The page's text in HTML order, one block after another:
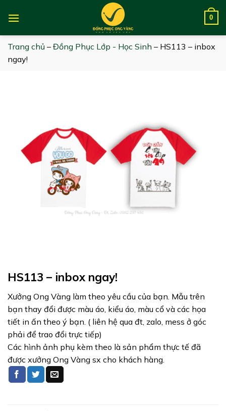
0
Trang chủ – Đồng Phục Lớp - Học Sinh – HS113 – inbox
ngay!
HS113 – inbox ngay!
Xưởng Ong Vàng làm theo yêu cầu của bạn. Mẫu trên
bạn thay đổi được màu áo, kiểu áo, màu cổ và các họa
tiết in ấn theo ý bạn. ( liên hệ qua đt, zalo, mess ở góc
phải để trao đổi trực tiếp)
Các hình ảnh phụ kèm theo là sản phẩm thực tế đã
được xưởng Ong Vàng sx cho khách hàng.